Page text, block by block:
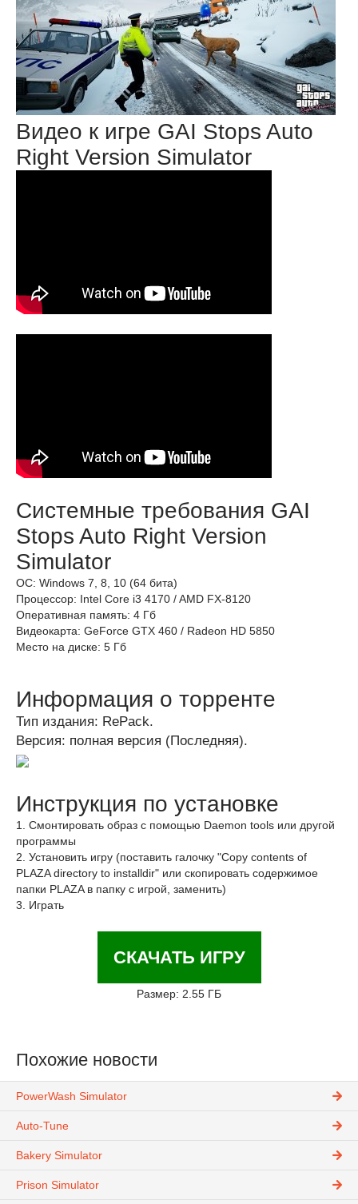
Видео к игре GAI Stops Auto
Right Version Simulator
Системные требования GAI
Stops Auto Right Version
Simulator
ОС: Windows 7, 8, 10 (64 бита)
Процессор: Intel Core i3 4170 / AMD FX-8120
Оперативная память: 4 Гб
Видеокарта: GeForce GTX 460 / Radeon HD 5850
Место на диске: 5 Гб
Информация о торренте
Тип издания: RePack.
Версия: полная версия (Последняя).
Инструкция по установке
1. Смонтировать образ с помощью Daemon tools или другой
программы
2. Установить игру (поставить галочку "Copy contents of
PLAZA directory to installdir" или скопировать содержимое
папки PLAZA в папку с игрой, заменить)
3. Играть
СКАЧАТЬ ИГРУ
Размер: 2.55 ГБ
Похожие новости
PowerWash Simulator
Auto-Tune
Bakery Simulator
Prison Simulator